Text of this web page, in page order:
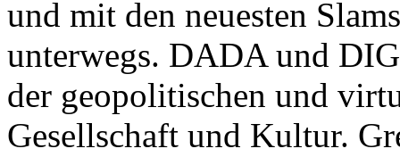
und mit den neuesten
unterwegs. DADA und
der geopolitischen und
Gesellschaft und Kultur.